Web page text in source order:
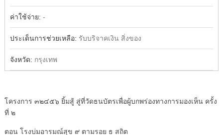
ค่าใช้จ่าย: -
ประเด็นการช่วยเหลือ: รับบริจาคเงิน สิ่งของ
จังหวัด: กรุงเทพ
โครงการ ๓๒๔๕๖ ยิ้มสู้ สู่ที่วัดธนบัตรเพื่อผู้บกพร่องทางการมองเห็น ครั้ง
ที่ ๒
ตอน โรงบ่มอารมณ์สุข ๙ ตามรอย ธ สถิต